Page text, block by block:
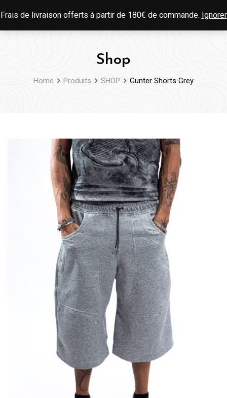
Frais de livraison offerts à partir de 180€ de commande. Ignorer
to
content
Shop
Home Produits SHOP Gunter Shorts Grey